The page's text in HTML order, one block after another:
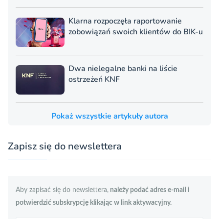
Klarna rozpoczęła raportowanie
zobowiązań swoich klientów do BIK-u
Dwa nielegalne banki na liście
ostrzeżeń KNF
Pokaż wszystkie artykuły autora
Zapisz się do newslettera
Aby zapisać się do newslettera, należy podać adres e-mail i
potwierdzić subskrypcję klikając w link aktywacyjny.